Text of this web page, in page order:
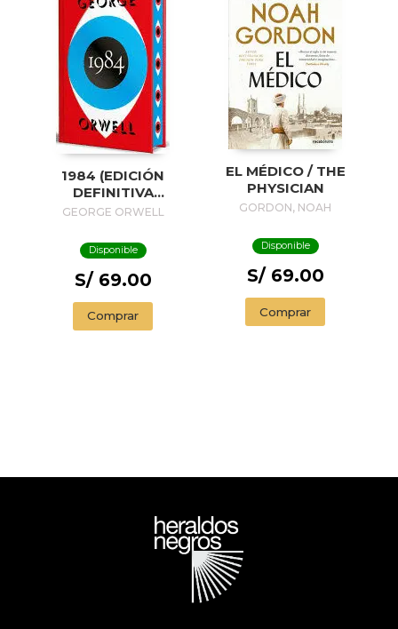
1984 (EDICIÓN
DEFINITIVA
AVALADA POR THE
(EDICIÓN ESPECIAL
LIMITADA CON
CANTOS
PINTADOS) / 1984
(EDITION
ENDORSED BY THE
GEORGE ORWELL
Disponible
S/ 69.00
Comprar
EL MÉDICO / THE
PHYSICIAN
GORDON, NOAH
Disponible
S/ 69.00
Comprar